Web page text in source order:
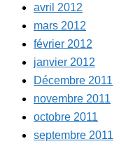
avril 2012
mars 2012
février 2012
janvier 2012
Décembre 2011
novembre 2011
octobre 2011
septembre 2011